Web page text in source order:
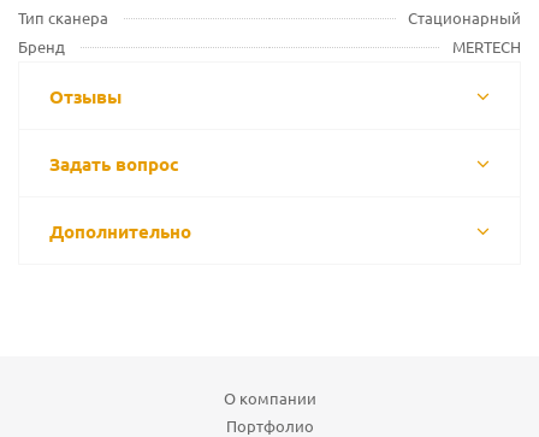
Тип сканера
Стационарный
Бренд
MERTECH
Отзывы
Задать вопрос
Дополнительно
О компании
Портфолио